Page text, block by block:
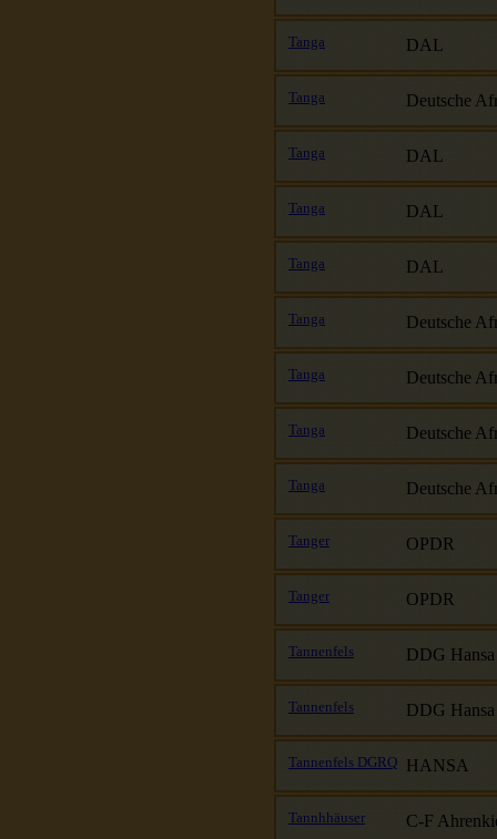
Tanga DAL
Tanga Deutsche
Tanga DAL
Tanga DAL
Tanga DAL
Tanga Deutsche
Tanga Deutsche
Tanga Deutsche
Tanga Deutsche
Tanger OPDR
Tanger OPDR
Tannenfels DDG Hansa
Tannenfels DDG Hansa
Tannenfels DGRQ HANSA
Tannhhäuser C-F